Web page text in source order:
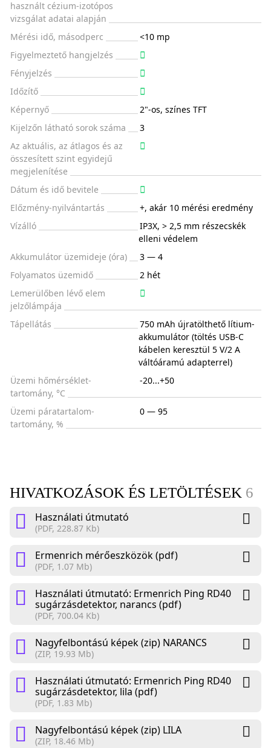
használt cézium-izotópos
vizsgálat adatai alapján
Mérési idő, másodperc
<10 mp
Figyelmeztető hangjelzés
Fényjelzés
Időzítő
Képernyő
2"-os, színes TFT
Kijelzőn látható sorok száma
3
Az aktuális, az átlagos és az
összesített szint egyidejű
megjelenítése
Dátum és idő bevitele
Előzmény-nyilvántartás
+, akár 10 mérési eredmény
Vízálló
IP3X, > 2,5 mm részecskék
elleni védelem
Akkumulátor üzemideje (óra)
3 — 4
Folyamatos üzemidő
2 hét
Lemerülőben lévő elem
jelzőlámpája
Tápellátás
750 mAh újratölthető lítium-
akkumulátor (töltés USB-C
kábelen keresztül 5 V/2 A
váltóáramú adapterrel)
Üzemi hőmérséklet-
tartomány, °C
-20...+50
Üzemi páratartalom-
tartomány, %
0 — 95
HIVATKOZÁSOK ÉS LETÖLTÉSEK 6
Használati útmutató
(PDF, 228.87 Kb)
Ermenrich mérőeszközök (pdf)
(PDF, 1.07 Mb)
Használati útmutató: Ermenrich Ping RD40
sugárzásdetektor, narancs (pdf)
(PDF, 700.04 Kb)
Nagyfelbontású képek (zip) NARANCS
(ZIP, 19.93 Mb)
Használati útmutató: Ermenrich Ping RD40
sugárzásdetektor, lila (pdf)
(PDF, 1.83 Mb)
Nagyfelbontású képek (zip) LILA
(ZIP, 18.46 Mb)